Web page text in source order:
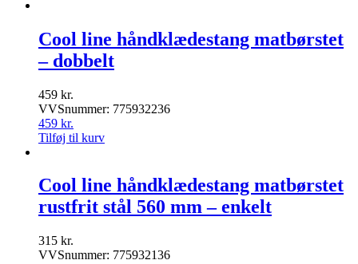
Cool line håndklædestang matbørstet
– dobbelt
459 kr.
VVSnummer: 775932236
459 kr.
Tilføj til kurv
Cool line håndklædestang matbørstet
rustfrit stål 560 mm – enkelt
315 kr.
VVSnummer: 775932136